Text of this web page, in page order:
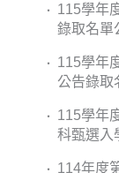
115學年
錄取名單
115學年
公告錄取
115學年
科甄選入
114年度